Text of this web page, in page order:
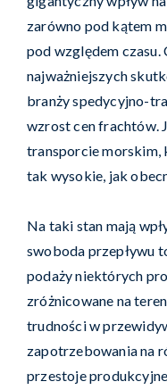
zarówno pod kątem
pod względem czasu.
najważniejszych
branży spedycyjno-
wzrost cen frachtów.
transporcie morskim,
tak wysokie, jak
Na taki stan mają
swoboda przepływu
podaży niektórych
zróżnicowane na
trudności w
zapotrzebowania na
przestoje